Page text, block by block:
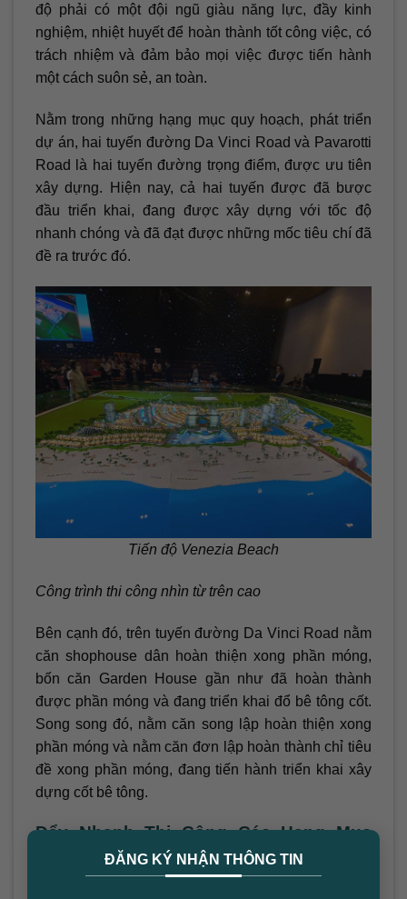
ĐĂNG KÝ NHẬN THÔNG TIN
độ phải có một đội ngũ giàu năng lực, đầy kinh
nghiệm, nhiệt huyết để hoàn thành tốt công việc, có
trách nhiệm và đảm bảo mọi việc được tiến hành
một cách suôn sẻ, an toàn.
Nằm trong những hạng mục quy hoạch, phát triển
dự án, hai tuyến đường Da Vinci Road và Pavarotti
Road là hai tuyến đường trọng điểm, được ưu tiên
xây dựng. Hiện nay, cả hai tuyến được đã bược
đầu triển khai, đang được xây dựng với tốc độ
nhanh chóng và đã đạt được những mốc tiêu chí đã
đề ra trước đó.
Tiến độ Venezia Beach
Công trình thi công nhìn từ trên cao
Bên cạnh đó, trên tuyến đường Da Vinci Road nằm
căn shophouse dân hoàn thiện xong phần móng,
bốn căn Garden House gần như đã hoàn thành
được phần móng và đang triển khai đổ bê tông cốt.
Song song đó, nằm căn song lập hoàn thiện xong
phần móng và nằm căn đơn lập hoàn thành chỉ tiêu
đề xong phần móng, đang tiến hành triển khai xây
dựng cốt bê tông.
Đẩy Nhanh Thi Công Các Hạng Mục
Quan Trọng